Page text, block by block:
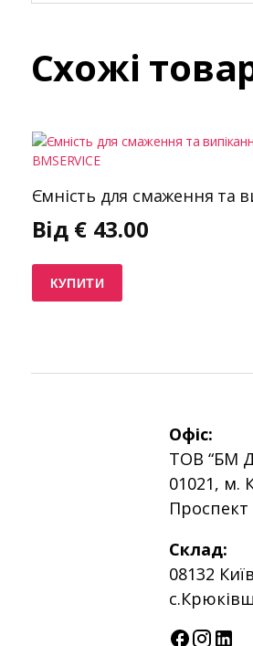
Схожі
Ємність для смаження та
Від € 43.00
КУПИТИ
Офіс:
ТОВ “БМ
01021, м.
Проспект
Склад:
08132